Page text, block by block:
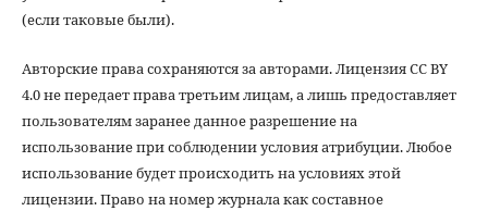
(если таковые были).
Авторские права сохраняются за авторами. Лицензия CC BY
4.0 не передает права третьим лицам, а лишь предоставляет
пользователям заранее данное разрешение на
использование при соблюдении условия атрибуции. Любое
использование будет происходить на условиях этой
лицензии. Право на номер журнала как составное